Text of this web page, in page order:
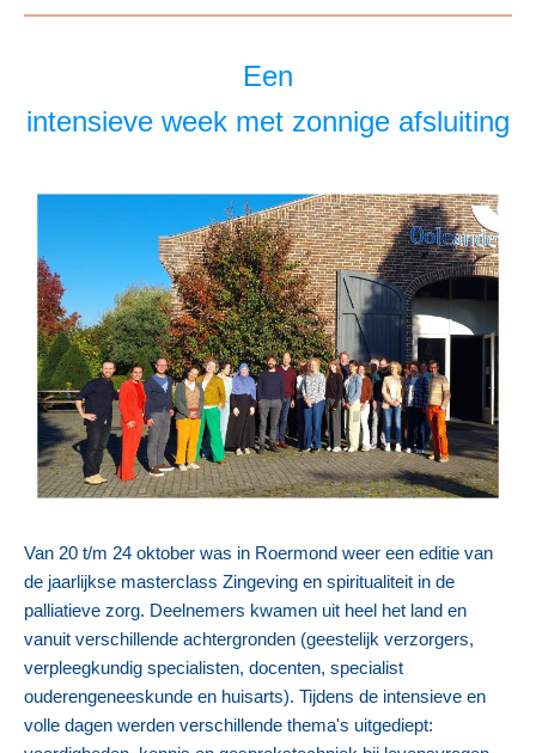
Een
intensieve week met zonnige afsluiting
Van 20 t/m 24 oktober was in Roermond weer een editie van
de jaarlijkse masterclass Zingeving en spiritualiteit in de
palliatieve zorg. Deelnemers kwamen uit heel het land en
vanuit verschillende achtergronden (geestelijk verzorgers,
verpleegkundig specialisten, docenten, specialist
ouderengeneeskunde en huisarts). Tijdens de intensieve en
volle dagen werden verschillende thema's uitgediept: